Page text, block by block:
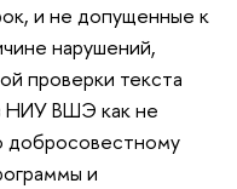
и не допущенные к
нарушений,
проверки текста
НИУ ВШЭ как не
добросовестному
и